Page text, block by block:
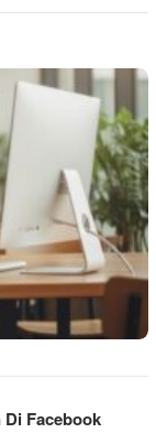
Facebook